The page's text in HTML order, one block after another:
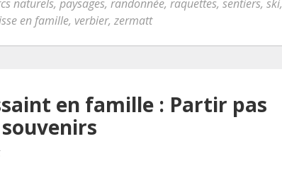
naturels, paysages, randonnée, raquettes, sentiers, ski,
en famille, verbier, zermatt
en famille : Partir pas